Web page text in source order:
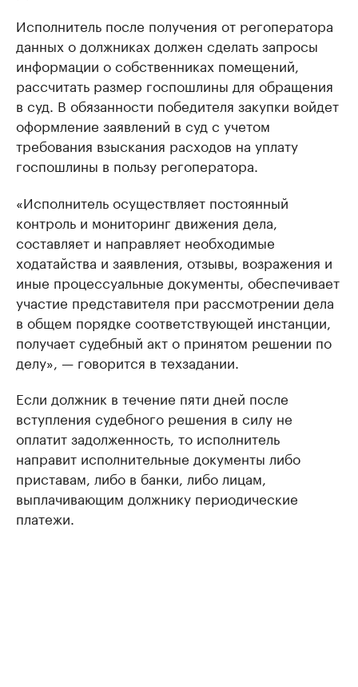
Исполнитель после получения от регоператора
данных о должниках должен сделать запросы
информации о собственниках помещений,
рассчитать размер госпошлины для обращения
в суд. В обязанности победителя закупки войдет
оформление заявлений в суд с учетом
требования взыскания расходов на уплату
госпошлины в пользу регоператора.
«Исполнитель осуществляет постоянный
контроль и мониторинг движения дела,
составляет и направляет необходимые
ходатайства и заявления, отзывы, возражения и
иные процессуальные документы, обеспечивает
участие представителя при рассмотрении дела
в общем порядке соответствующей инстанции,
получает судебный акт о принятом решении по
делу», — говорится в техзадании.
Если должник в течение пяти дней после
вступления судебного решения в силу не
оплатит задолженность, то исполнитель
направит исполнительные документы либо
приставам, либо в банки, либо лицам,
выплачивающим должнику периодические
платежи.